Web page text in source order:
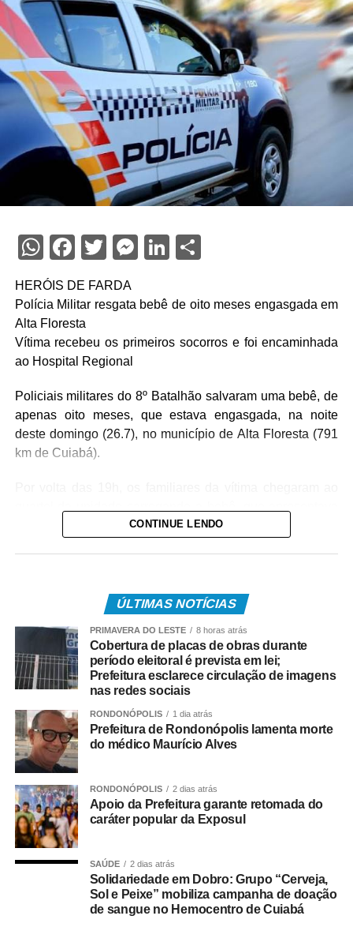
WhatsApp
Facebook
Twitter
Messenger
LinkedIn
Share
HERÓIS DE FARDA
Polícia Militar resgata bebê de oito meses engasgada em
Alta Floresta
Vítima recebeu os primeiros socorros e foi encaminhada
ao Hospital Regional
Policiais militares do 8º Batalhão salvaram uma bebê, de
apenas oito meses, que estava engasgada, na noite
deste domingo (26.7), no município de Alta Floresta (791
km de Cuiabá).
um quadro de obstrução das vias aéreas com leite
Após o atendimento inicial, o bebê foi levado ao Hospital
Regional, acompanhado da mãe, onde permaneceu sob
os cuidados da equipe médica. A bebê foi atendida pela
pediatra de plantão, que deu continuidade às avaliações
e aos procedimentos necessários.
COMENTE ABAIXO:
WhatsApp
Facebook
Twitter
Messenger
LinkedIn
Share
CONTINUE LENDO
ÚLTIMAS NOTÍCIAS
PRIMAVERA DO LESTE 8 horas atrás
Cobertura de placas de obras durante
período eleitoral é prevista em lei;
Prefeitura esclarece circulação de imagens
nas redes sociais
RONDONÓPOLIS 1 dia atrás
Prefeitura de Rondonópolis lamenta morte
do médico Maurício Alves
RONDONÓPOLIS 2 dias atrás
Apoio da Prefeitura garante retomada do
caráter popular da Exposul
SAÚDE 2 dias atrás
Solidariedade em Dobro: Grupo “Cerveja,
Sol e Peixe” mobiliza campanha de doação
de sangue no Hemocentro de Cuiabá